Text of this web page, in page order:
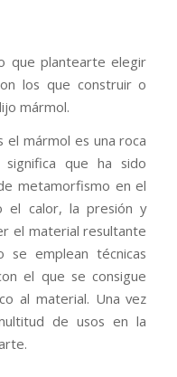
que plantearte elegir
los que construir o
mármol.
el mármol es una roca
que ha sido
metamorfismo en el
el calor, la presión y
el material resultante
se emplean técnicas
el que se consigue
al material. Una vez
de usos en la